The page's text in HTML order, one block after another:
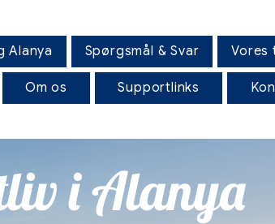
Alanya Spørgsmål & Svar Vores
Om os Supportlinks
i Alanya